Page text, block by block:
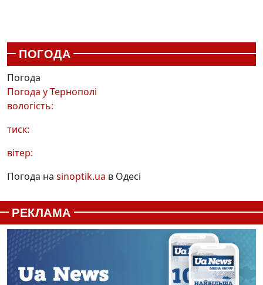
ПОГОДА
Погода
Погода уТернополі
вологість:
тиск:
вітер:
Погода на sinoptik.ua в Одесі
РЕКЛАМА